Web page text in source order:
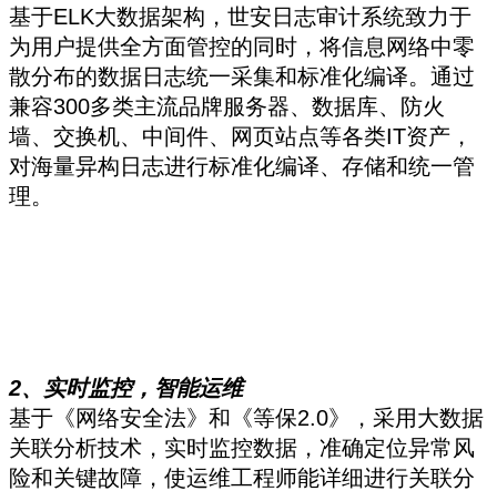
基于ELK大数据架构，世安日志审计系统致力于
为用户提供全方面管控的同时，将信息网络中零
散分布的数据日志统一采集和标准化编译。通过
兼容300多类主流品牌服务器、数据库、防火
墙、交换机、中间件、网页站点等各类IT资产，
对海量异构日志进行标准化编译、存储和统一管
理。
2、实时监控，智能运维
基于《网络安全法》和《等保2.0》，采用大数据
关联分析技术，实时监控数据，准确定位异常风
险和关键故障，使运维工程师能详细进行关联分